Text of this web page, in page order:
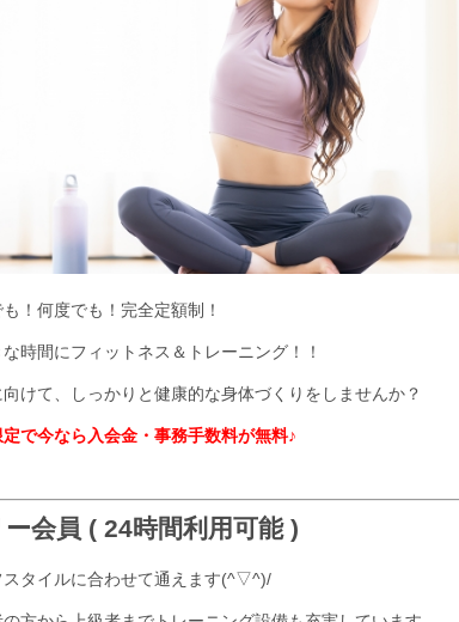
！何度でも！完全定額制！
時間にフィットネス＆トレーニング！！
けて、しっかりと健康的な身体づくりをしませんか？
で今なら入会金・事務手数料が無料♪
ー会員 ( 24時間利用可能 )
スタイルに合わせて通えます(^▽^)/